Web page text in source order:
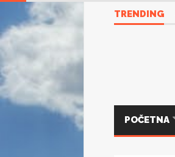
TRENDING
POČETNA